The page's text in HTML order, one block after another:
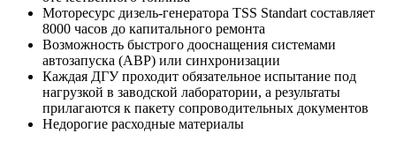
Моторесурс дизель-генератора TSS Standart составляет
8000 часов до капитального ремонта
Возможность быстрого дооснащения системами
автозапуска (АВР) или синхронизации
Каждая ДГУ проходит обязательное испытание под
нагрузкой в заводской лаборатории, а результаты
прилагаются к пакету сопроводительных документов
Недорогие расходные материалы